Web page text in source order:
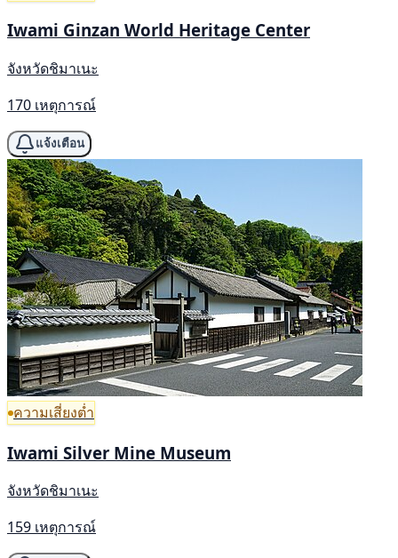
Iwami Ginzan World Heritage Center
จังหวัดชิมาเนะ
170 เหตุการณ์
แจ้งเตือน
ความเสี่ยงต่ำ
Iwami Silver Mine Museum
จังหวัดชิมาเนะ
159 เหตุการณ์